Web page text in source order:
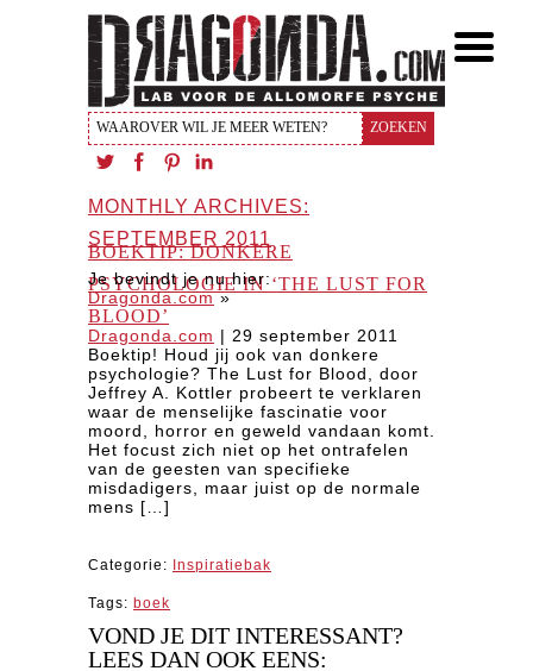
MONTHLY ARCHIVES:
SEPTEMBER 2011
BOEKTIP: DONKERE
PSYCHOLOGIE IN ‘THE LUST FOR
BLOOD’
Je bevindt je nu hier:
Dragonda.com»
Dragonda.com | 29 september 2011
Boektip! Houd jij ook van donkere
psychologie? The Lust for Blood, door
Jeffrey A. Kottler probeert te verklaren
waar de menselijke fascinatie voor
moord, horror en geweld vandaan komt.
Het focust zich niet op het ontrafelen
van de geesten van specifieke
misdadigers, maar juist op de normale
mens […]
Categorie: Inspiratiebak
Tags: boek
VOND JE DIT INTERESSANT?
LEES DAN OOK EENS: